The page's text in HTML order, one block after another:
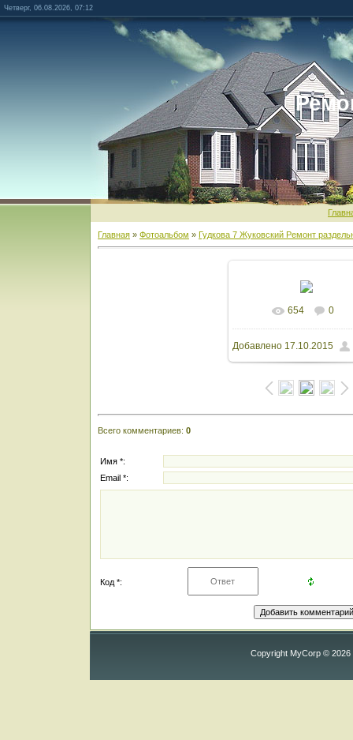
Четверг, 06.08.2026, 07:12
Главная » Фотоальбом » Гудкова 7 Жуковский Ремонт
В реальном
1600x1200/ 85.3Kb
654 0
Добавлено17.10.2015
Всего комментариев: 0
Имя *:
Email *:
Код *:
Copyright MyCorp © 2026